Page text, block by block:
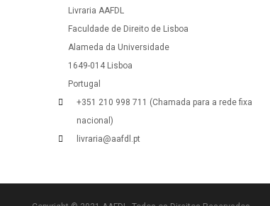
Livraria AAFDL
Faculdade de Direito de Lisboa
Alameda da Universidade
1649-014 Lisboa
Portugal
+351 210 998 711 (Chamada para a rede fixa
nacional)
livraria@aafdl.pt